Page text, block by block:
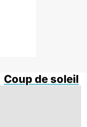
Coup de soleil